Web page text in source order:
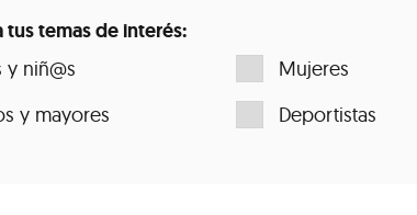
tus temas de interés:
y niñ@s
Mujeres
y mayores
Deportistas